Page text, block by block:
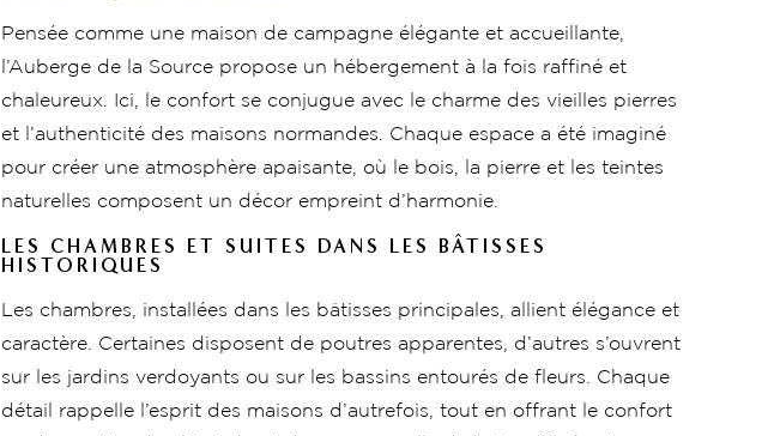
Pensée comme une maison de campagne élégante et accueillante,
l’Auberge de la Source propose un hébergement à la fois raffiné et
chaleureux. Ici, le confort se conjugue avec le charme des vieilles pierres
et l’authenticité des maisons normandes. Chaque espace a été imaginé
pour créer une atmosphère apaisante, où le bois, la pierre et les teintes
naturelles composent un décor empreint d’harmonie.
LES CHAMBRES ET SUITES DANS LES BÂTISSES
HISTORIQUES
Les chambres, installées dans les bâtisses principales, allient élégance et
caractère. Certaines disposent de poutres apparentes, d’autres s’ouvrent
sur les jardins verdoyants ou sur les bassins entourés de fleurs. Chaque
détail rappelle l’esprit des maisons d’autrefois, tout en offrant le confort